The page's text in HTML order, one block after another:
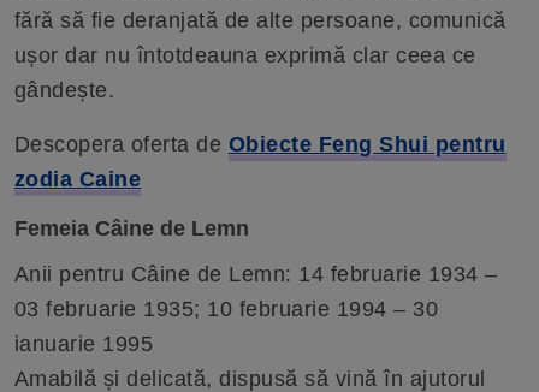
fără să fie deranjată de alte persoane, comunică
ușor dar nu întotdeauna exprimă clar ceea ce
gândește.
Descopera oferta de Obiecte Feng Shui pentru
zodia Caine
Femeia Câine de Lemn
Anii pentru Câine de Lemn: 14 februarie 1934 –
03 februarie 1935; 10 februarie 1994 – 30
ianuarie 1995
Amabilă și delicată, dispusă să vină în ajutorul